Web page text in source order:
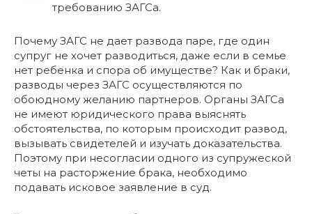
требованию ЗАГСа.
Почему ЗАГС не дает развода паре, где один
супруг не хочет разводиться, даже если в семье
нет ребенка и спора об имуществе? Как и браки,
разводы через ЗАГС осуществляются по
обоюдному желанию партнеров. Органы ЗАГСа
не имеют юридического права выяснять
обстоятельства, по которым происходит развод,
вызывать свидетелей и изучать доказательства.
Поэтому при несогласии одного из супружеской
четы на расторжение брака, необходимо
подавать исковое заявление в суд.